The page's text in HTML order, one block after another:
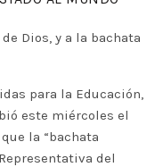
de Dios, y a la bachata
para la Educación,
este miércoles el
la “bachata
del